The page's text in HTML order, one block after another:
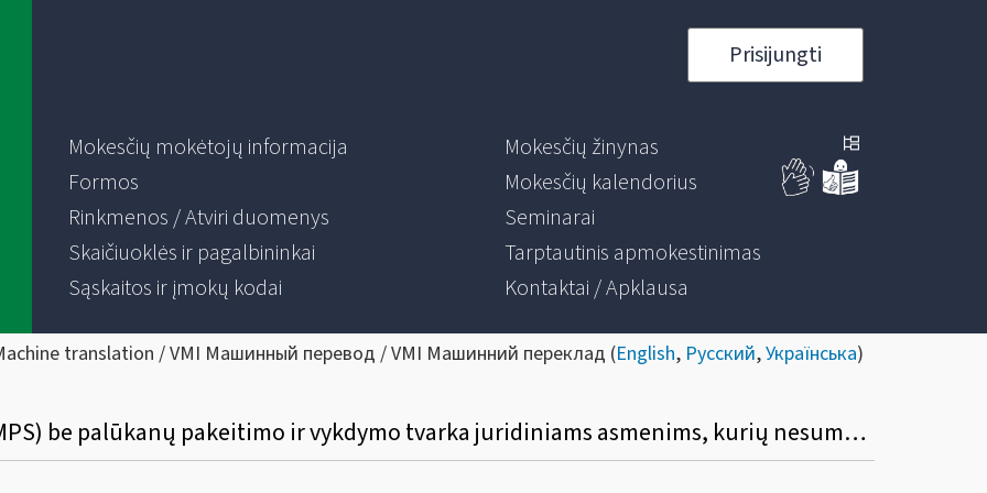
Prisijungti
Mokesčių mokėtojų informacija
Formos
Rinkmenos / Atviri duomenys
Skaičiuoklės ir pagalbininkai
Sąskaitos ir įmokų kodai
Mokesčių žinynas
Mokesčių kalendorius
Seminarai
Tarptautinis apmokestinimas
Kontaktai / Apklausa
translation / VMI Машинный перевод / VMI Машинний переклад (English, Русский,Українська)
Kokia mokestinių paskolų sutarčių (MPS) be palūkanų pakeitimo ir vykdymo tvarka juridiniams asmenims, kurių nesumokėtų mokesčių sumos buvo išdėstytos / atidėtos dėl COVID-19?